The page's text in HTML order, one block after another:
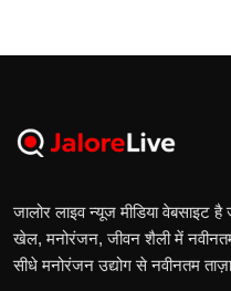
जालोर लाइव न्यूज मीडिया वेबसाइट है
खेल, मनोरंजन, जीवन शैली में
सीधे मनोरंजन उद्योग से नवीनतम